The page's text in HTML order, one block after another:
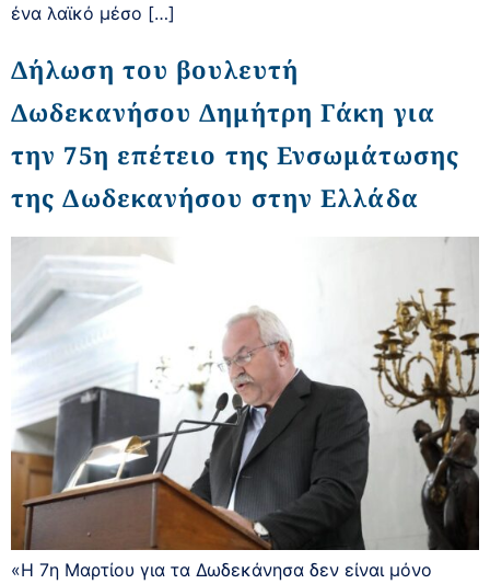
ένα λαϊκό μέσο […]
Δήλωση του βουλευτή
Δωδεκανήσου Δημήτρη Γάκη για
την 75η επέτειο της Ενσωμάτωσης
της Δωδεκανήσου στην Ελλάδα
«Η 7η Μαρτίου για τα Δωδεκάνησα δεν είναι μόνο